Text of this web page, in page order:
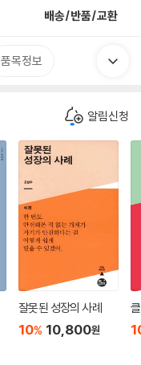
배송/반품/교환
품목정보
알림신청
잘못된 성장의 사례
10% 10,800원